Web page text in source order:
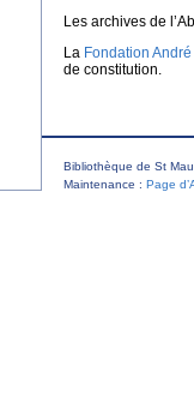
Les archives de
La Fondation
de constitution.
Bibliothèque de St
Maintenance : Page